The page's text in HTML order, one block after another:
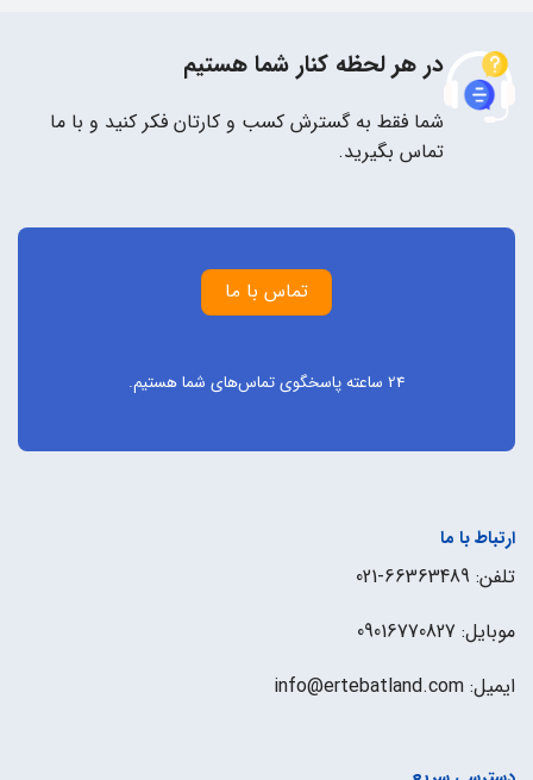
در هر لحظه کنار شما هستیم
شما فقط به گسترش کسب و کارتان فکر کنید و با ما
تماس بگیرید.
تماس با ما
24 ساعته پاسخگوی تماس‌های شما هستیم.
ارتباط با ما
تلفن: 66363489-021
موبایل: 09016770827
ایمیل: info@ertebatland.com